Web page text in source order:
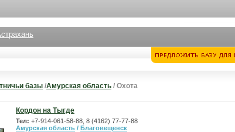
базы /Амурская область / Охота
Кордон на Тыгде
Тел: +7-914-061-58-88, 8 (4162) 77-77-88
Амурская область / Благовещенск